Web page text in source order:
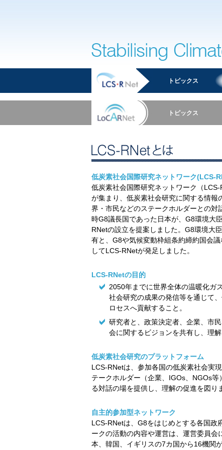
トピックス
トピックス
LCS-RNETとは
低炭素社会国際研究ネットワーク(LCS-
低炭素社会国際研究ネットワーク（
が集まり、低炭素社会研究に関する情
界・市民などのステークホルダーとの
時G8議長国であった日本が、G8環境大
RNetの設立を提案しました。G8環境大
有と、G8や気候変動枠組条約締約国会
してLCS-RNetが発足しました。
LCS-RNetの目的
2050年までに世界全体の温暖化ガ
社会研究の成果の発信等を通じて
ロセスへ貢献すること。
研究者と、政策決定者、企業、市
会に関するビジョンを共有し、理解
低炭素社会研究のプラットフォーム
LCS-RNetは、参加各国の低炭素社会実
テークホルダー（企業、IGOs、NGOs
る対話の場を提供し、理解の促進を図り
自主的参加型ネットワーク
LCS-RNetは、G8をはじめとする各国政
ークの活動の内容や運営は、運営委員
本、韓国、イギリスの7カ国から16機関